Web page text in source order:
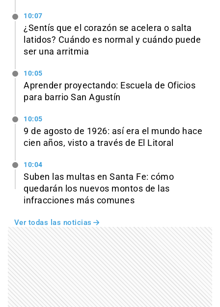
10:07
¿Sentís que el corazón se acelera o salta
latidos? Cuándo es normal y cuándo puede
ser una arritmia
10:05
Aprender proyectando: Escuela de Oficios
para barrio San Agustín
10:05
9 de agosto de 1926: así era el mundo hace
cien años, visto a través de El Litoral
10:04
Suben las multas en Santa Fe: cómo
quedarán los nuevos montos de las
infracciones más comunes
Ver todas las noticias